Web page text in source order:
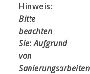
Hinweis:
Bitte
beachten
Sie:Aufgrund
von
Sanierungsarbeiten